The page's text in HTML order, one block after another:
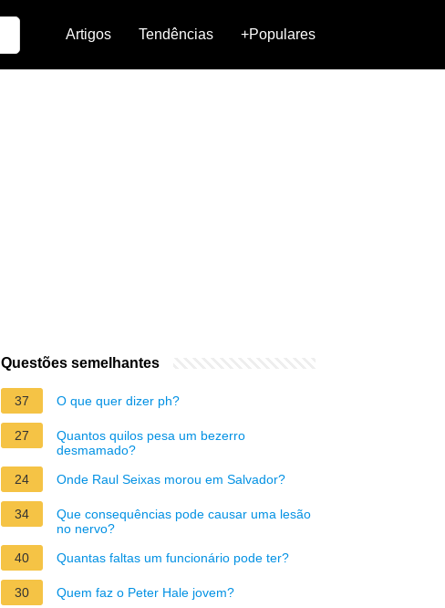
Artigos Tendências +Populares
Questões semelhantes
37 O que quer dizer ph?
27
Quantos quilos pesa um bezerro
desmamado?
24
Onde Raul Seixas morou em Salvador?
34
Que consequências pode causar uma lesão
no nervo?
40
Quantas faltas um funcionário pode ter?
30 Quem faz o Peter Hale jovem?